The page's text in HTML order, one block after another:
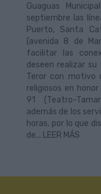
Guaguas
septiembre las
Puerto, Santa
(avenida 8 de
facilitar las
deseen realizar
Teror con motivo
religiosos en
91 (Teatro-
además de los
horas, por lo que
de... LEER MÁS